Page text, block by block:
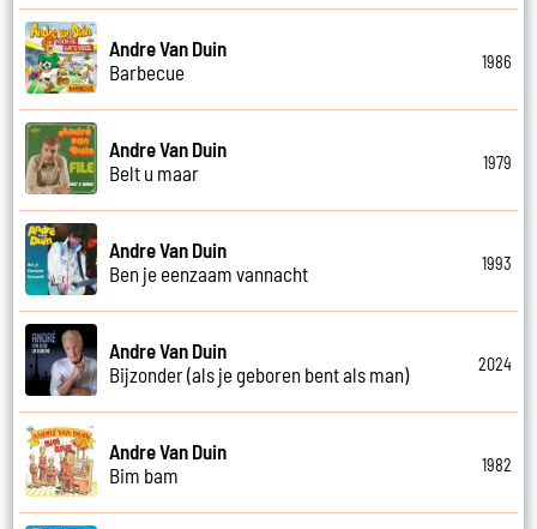
Andre Van Duin
Barbecue
1986
Andre Van Duin
Belt u maar
1979
Andre Van Duin
Ben je eenzaam vannacht
1993
Andre Van Duin
Bijzonder (als je geboren bent als man)
2024
Andre Van Duin
Bim bam
1982